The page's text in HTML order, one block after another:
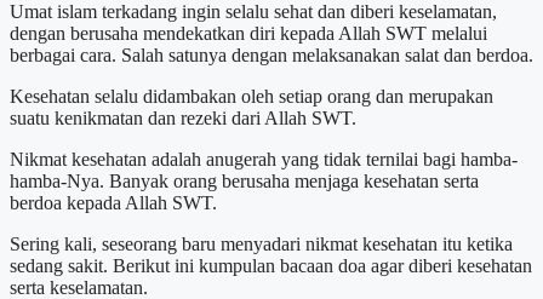
Umat islam terkadang ingin selalu sehat dan diberi keselamatan,
dengan berusaha mendekatkan diri kepada Allah SWT melalui
berbagai cara. Salah satunya dengan melaksanakan salat dan berdoa.
Kesehatan selalu didambakan oleh setiap orang dan merupakan
suatu kenikmatan dan rezeki dari Allah SWT.
Nikmat kesehatan adalah anugerah yang tidak ternilai bagi hamba-
hamba-Nya. Banyak orang berusaha menjaga kesehatan serta
berdoa kepada Allah SWT.
Sering kali, seseorang baru menyadari nikmat kesehatan itu ketika
sedang sakit. Berikut ini kumpulan bacaan doa agar diberi kesehatan
serta keselamatan.